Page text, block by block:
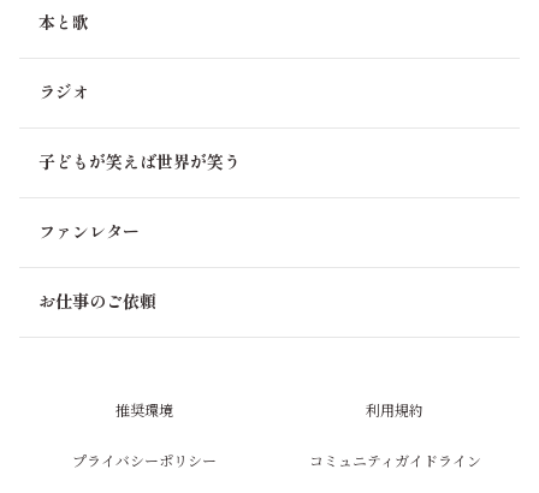
ます。
さくらもち🌸
おめでとうございます👏
久しぶりの動画ラジオでお顔が見られて嬉しいです😊
日本も連日30度超えのところがあり暑いです😥
私の故郷長野県へも行かれるとか？これまた嬉しいですね
上高地では河童橋と大正池がオススメスポットです！素敵
本と歌
ラジオ
子どもが笑えば世界が笑う
ファンレター
お仕事のご依頼
推奨環境 利用規約
プライバシーポリシー コミュニティガイドライン